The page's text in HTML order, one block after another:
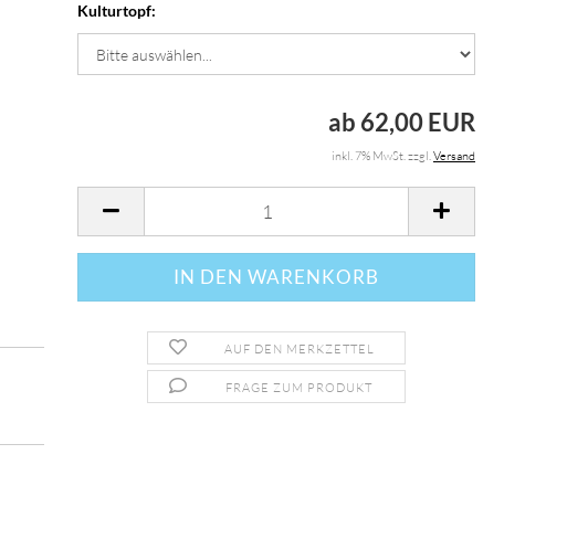
Kulturtopf:
ab 62,00 EUR
inkl. 7% MwSt. zzgl.Versand
AUF DEN MERKZETTEL
FRAGE ZUM PRODUKT